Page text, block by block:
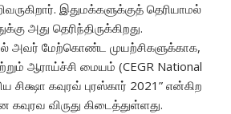
இதுமக்களுக்குத் தெரியாமல்
அது தெரிந்திருக்கிறது.
அவர் மேற்கொண்ட முயற்சிகளுக்காக,
ஆராய்ச்சி மையம் (CEGR National
சிக்ஷா கவுரவ் புரஸ்கார் 2021” என்கிற
கவுரவ விருது கிடைத்துள்ளது.